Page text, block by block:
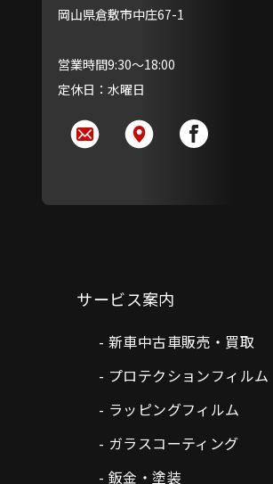
岡山県倉敷市中庄67-1
営業時間9:30～18:00
定休日：水曜日
サービス案内
新車中古車販売・買取
プロテクションフィルム
ラッピングフィルム
ガラスコーティング
鈑金・塗装